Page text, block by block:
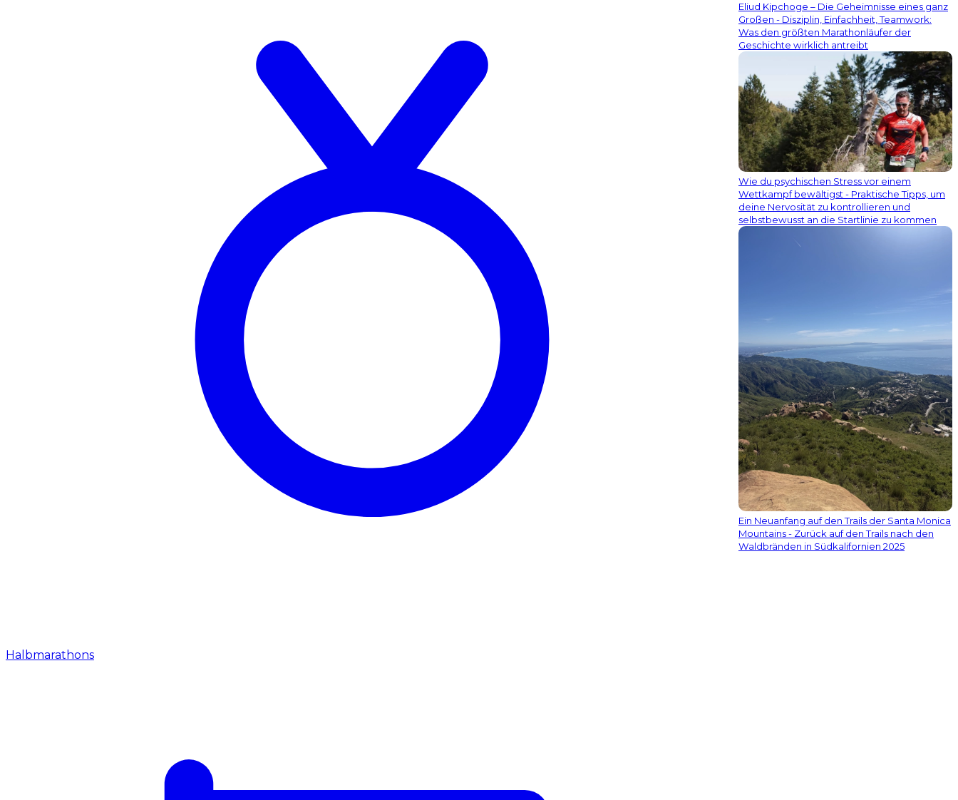
Halbmarathons
Eliud Kipchoge – Die Geheimnisse eines ganz
Großen - Disziplin, Einfachheit, Teamwork:
Was den größten Marathonläufer der
Geschichte wirklich antreibt
Wie du psychischen Stress vor einem
Wettkampf bewältigst - Praktische Tipps, um
deine Nervosität zu kontrollieren und
selbstbewusst an die Startlinie zu kommen
Ein Neuanfang auf den Trails der Santa Monica
Mountains - Zurück auf den Trails nach den
Waldbränden in Südkalifornien 2025